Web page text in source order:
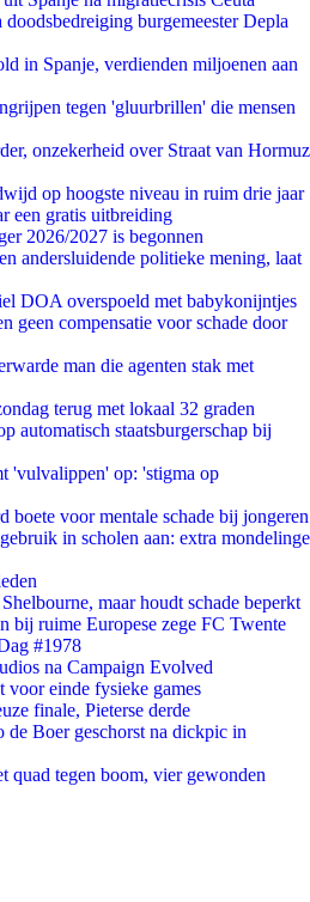
burgemeester Depla
in Spanje, verdienden miljoenen aan
tegen 'gluurbrillen' die mensen
onzekerheid over Straat van Hormuz
op hoogste niveau in ruim drie jaar
een gratis uitbreiding
2026/2027 is begonnen
andersluidende politieke mening, laat
DOA overspoeld met babykonijntjes
geen compensatie voor schade door
man die agenten stak met
terug met lokaal 32 graden
automatisch staatsburgerschap bij
'vulvalippen' op: 'stigma op
boete voor mentale schade bij jongeren
in scholen aan: extra mondelinge
maar houdt schade beperkt
bij ruime Europese zege FC Twente
#1978
na Campaign Evolved
voor einde fysieke games
finale, Pieterse derde
de Boer geschorst na dickpic in
quad tegen boom, vier gewonden